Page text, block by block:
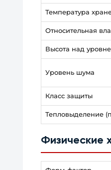
Температура
Относительная
Высота над
Уровень шума
Класс защиты
Тепловыделение
Физические